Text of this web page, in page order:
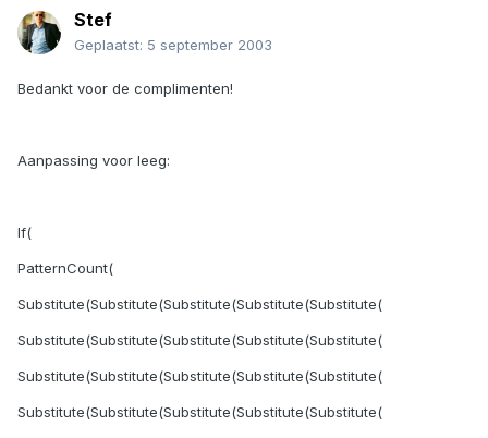
Stef
Geplaatst: 5 september 2003
Bedankt voor de complimenten!
Aanpassing voor leeg:
If(
PatternCount(
Substitute(Substitute(Substitute(Substitute(Substitute(
Substitute(Substitute(Substitute(Substitute(Substitute(
Substitute(Substitute(Substitute(Substitute(Substitute(
Substitute(Substitute(Substitute(Substitute(Substitute(